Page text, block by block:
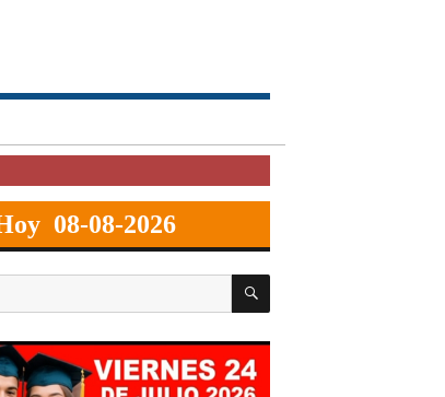
08-08-2026
BUSCAR